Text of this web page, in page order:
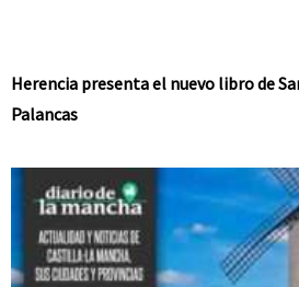
Herencia presenta el nuevo libro de
Palancas